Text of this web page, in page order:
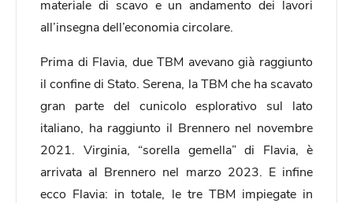
materiale di scavo e un andamento dei lavori
all’insegna dell’economia circolare.
Prima di Flavia, due TBM avevano già raggiunto
il confine di Stato. Serena, la TBM che ha scavato
gran parte del cunicolo esplorativo sul lato
italiano, ha raggiunto il Brennero nel novembre
2021. Virginia, “sorella gemella” di Flavia, è
arrivata al Brennero nel marzo 2023. E infine
ecco Flavia: in totale, le tre TBM impiegate in